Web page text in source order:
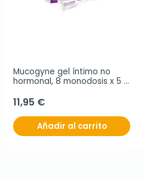
Mucogyne gel íntimo no
hormonal, 8 monodosis x 5
11,95 €
Añadir al carrito